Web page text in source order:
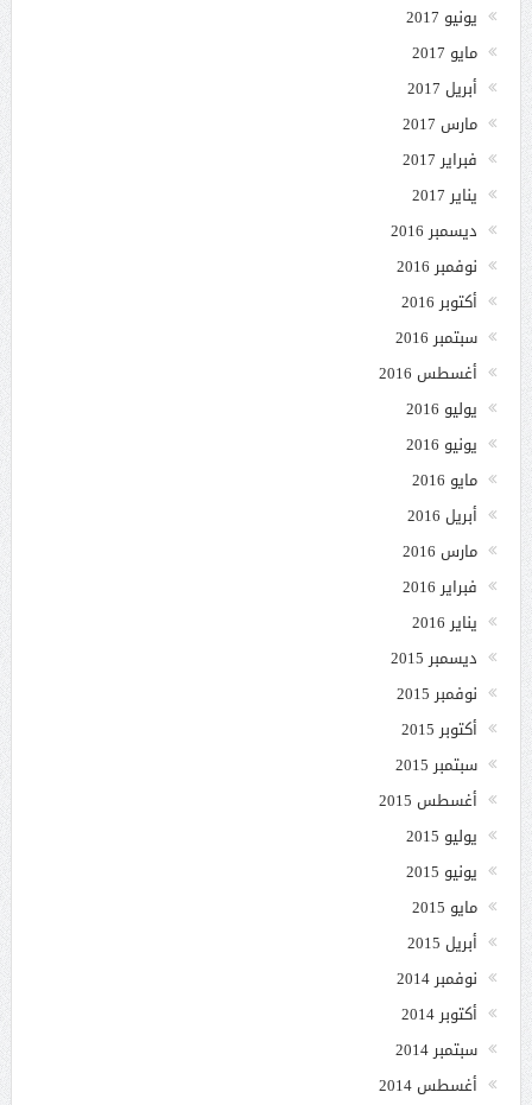
يونيو 2017
مايو 2017
أبريل 2017
مارس 2017
فبراير 2017
يناير 2017
ديسمبر 2016
نوفمبر 2016
أكتوبر 2016
سبتمبر 2016
أغسطس 2016
يوليو 2016
يونيو 2016
مايو 2016
أبريل 2016
مارس 2016
فبراير 2016
يناير 2016
ديسمبر 2015
نوفمبر 2015
أكتوبر 2015
سبتمبر 2015
أغسطس 2015
يوليو 2015
يونيو 2015
مايو 2015
أبريل 2015
نوفمبر 2014
أكتوبر 2014
سبتمبر 2014
أغسطس 2014